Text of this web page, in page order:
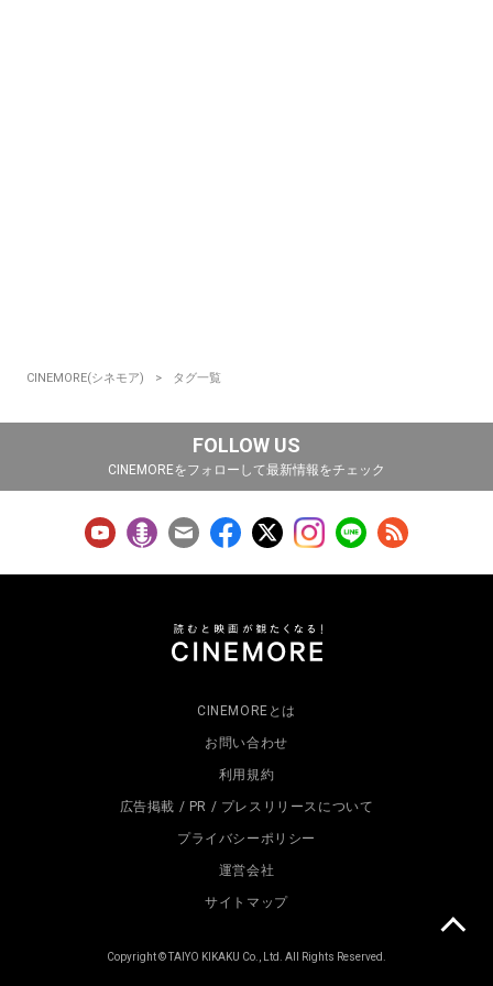
CINEMORE(シネモア) タグ一覧
FOLLOW US
CINEMOREをフォローして最新情報をチェック
CINEMOREとは
お問い合わせ
利用規約
広告掲載 / PR / プレスリリースについて
プライバシーポリシー
運営会社
サイトマップ
Copyright © TAIYO KIKAKU Co., Ltd. All Rights Reserved.